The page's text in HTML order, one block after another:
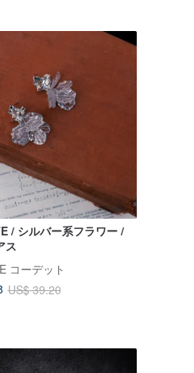
/ シルバー系フラワー /
ス
コーデット
US$ 39.20